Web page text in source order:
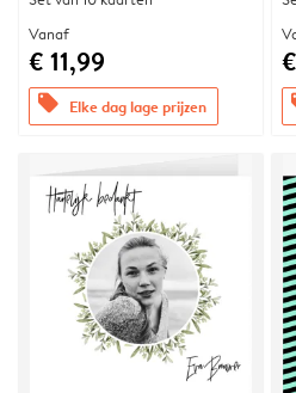
Vanaf
€ 11,99
offers Elke dag lage prijzen